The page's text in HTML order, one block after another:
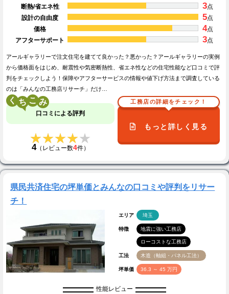
断熱/省エネ性
3点
設計の自由度
5点
価格
4点
アフターサポート
3点
アールギャラリーで注文住宅を建てて良かった？悪かった？アールギャラリーの実例
から価格面をはじめ、耐震性や気密断熱性、省エネ性などの住宅性能など口コミで評
判をチェックしよう！保障やアフターサービスの情報や値下げ方法まで調査している
のは「みんなの工務店リサーチ」だけ…
く こ
口コミによる評判
★★★★★
★★★★★
4（レビュー数4件）
工務店の詳細をチェック！
もっと詳しく見る
県民共済住宅の坪単価とみんなの口コミや評判をリサー
チ！
エリア 埼玉
特徴 地震に強い工務店
ローコストな工務店
工法 木造（軸組・パネル工法）
坪単価 36.3 ～ 45 万円
性能レビュー